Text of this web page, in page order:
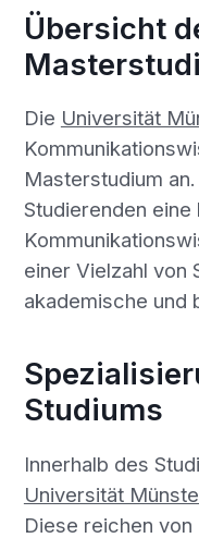
Übersicht
Die Universität
Masterstudium
Studierenden
einer Vielzahl von
akademische und
Studiums
Innerhalb des
Universität
Diese reichen